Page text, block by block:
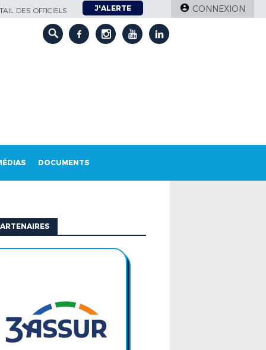
DES OFFICIELS J'ALERTE CONNEXION
DOCUMENTS